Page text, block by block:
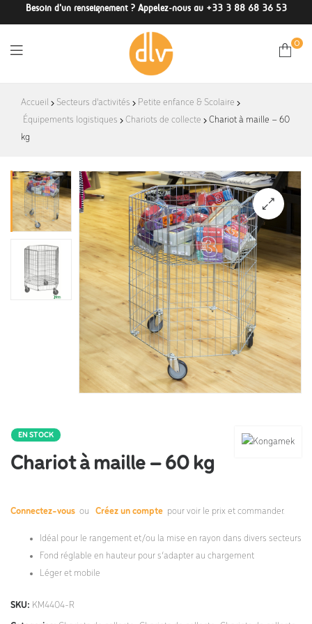
Besoin d'un renseignement ? Appelez-nous au +33 3 88 68 36 53
DLV-
France
0
Accueil Secteurs d'activités
Petite enfance & Scolaire
Équipements logistiques
Chariots de collecte
Chariot à maille – 60
kg
EN STOCK
Chariot à maille – 60 kg
Connectez-vous ou Créez un compte pour voir le prix et commander.
Idéal pour le rangement et/ou la mise en rayon dans divers secteurs
Fond réglable en hauteur pour s’adapter au chargement
Léger et mobile
SKU: KM4404-R